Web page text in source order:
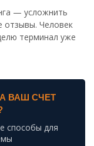
— усложнить
отзывы. Человек
терминал уже
ВАШ СЧЕТ
способы для